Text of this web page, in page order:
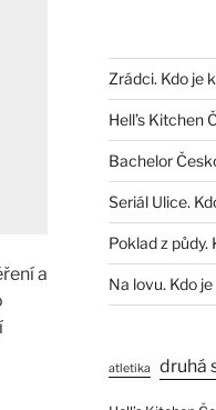
a
Zrádci. Kdo je
Hell’s Kitchen
Bachelor
Seriál Ulice.
Poklad z půdy.
Na lovu. Kdo
atletika druhá